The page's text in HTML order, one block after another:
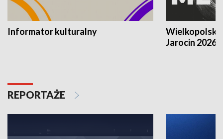
Informator kulturalny
Jarocin 2026
REPORTAŻE